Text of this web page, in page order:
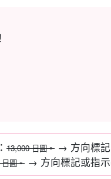
13,000 日圓。 → 方向標
圓。 → 方向標記或指